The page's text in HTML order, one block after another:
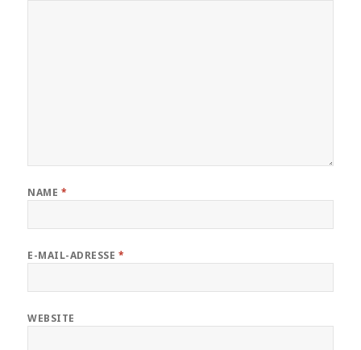
NAME *
E-MAIL-ADRESSE *
WEBSITE